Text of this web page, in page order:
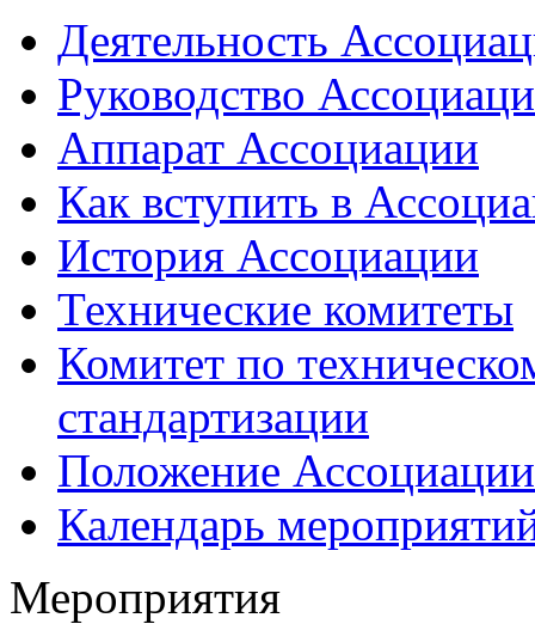
Деятельность
Руководство
Аппарат Ассоциации
Как вступить в
История Ассоциации
Технические комитеты
Комитет по
стандартизации
Положение
Календарь
Мероприятия